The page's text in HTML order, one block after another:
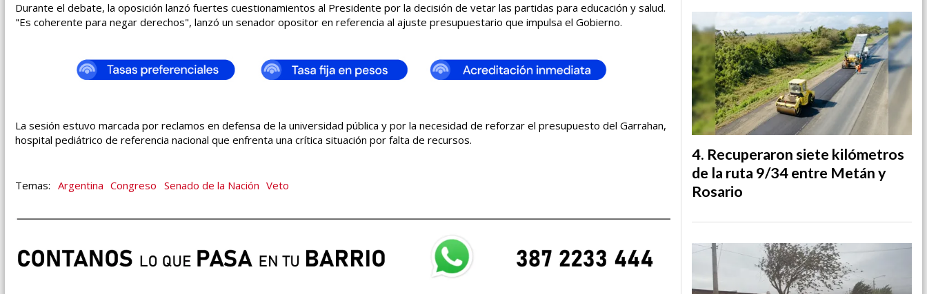
Durante el debate, la oposición lanzó fuertes cuestionamientos al Presidente por la decisión de vetar las partidas para educación y salud.
"Es coherente para negar derechos", lanzó un senador opositor en referencia al ajuste presupuestario que impulsa el Gobierno.
La sesión estuvo marcada por reclamos en defensa de la universidad pública y por la necesidad de reforzar el presupuesto del Garrahan,
hospital pediátrico de referencia nacional que enfrenta una crítica situación por falta de recursos.
Argentina Congreso Senado de la Nación Veto
Recuperaron siete kilómetros
de la ruta 9/34 entre Metán y
Rosario